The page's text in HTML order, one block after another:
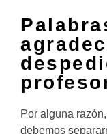
Por alguna
debemos